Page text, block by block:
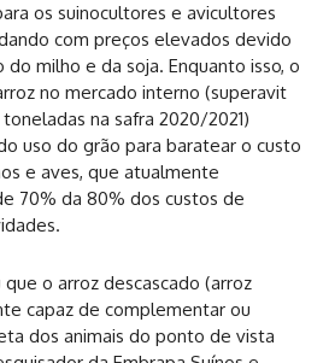
os suinocultores e avicultores
com preços elevados devido
milho e da soja. Enquanto isso, o
no mercado interno (superavit
na safra 2020/2021)
uso do grão para baratear o custo
e aves, que atualmente
70% da 80% dos custos de
o arroz descascado (arroz
capaz de complementar ou
dos animais do ponto de vista